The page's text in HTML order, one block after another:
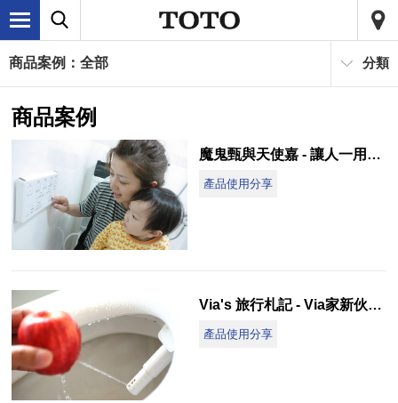
商品案例：全部 分類
商品案例
魔鬼甄與天使嘉 - 讓人一用就回不去的 TOTO WASHLET免治馬桶
產品使用分享
Via's 旅行札記 - Via家新伙伴加入：TOTO WASHLET免治馬桶
產品使用分享